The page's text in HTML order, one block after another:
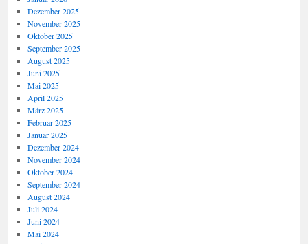
Dezember 2025
November 2025
Oktober 2025
September 2025
August 2025
Juni 2025
Mai 2025
April 2025
März 2025
Februar 2025
Januar 2025
Dezember 2024
November 2024
Oktober 2024
September 2024
August 2024
Juli 2024
Juni 2024
Mai 2024